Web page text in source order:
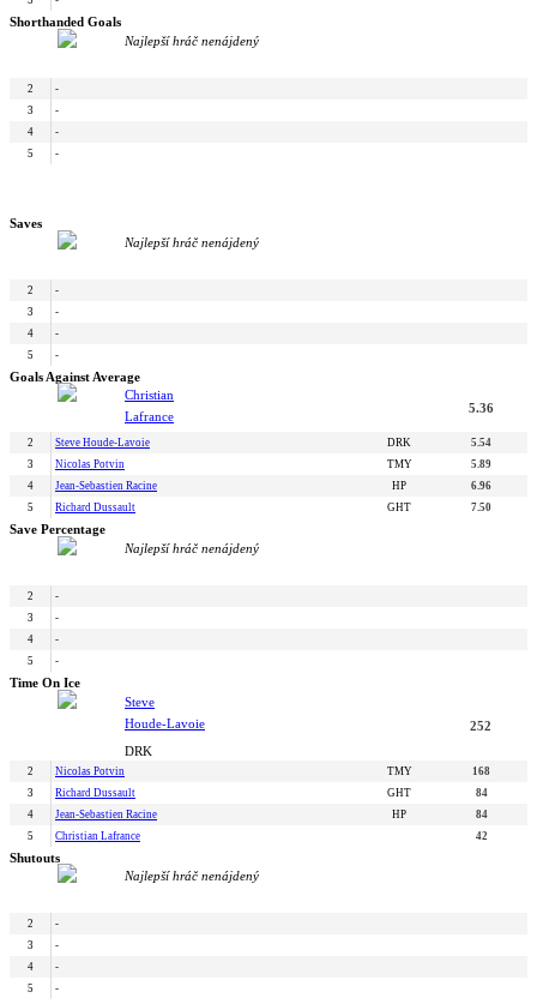
Shorthanded Goals
Najlepší hráč nenájdený
2
-
3
-
4
-
5
-
Saves
Najlepší hráč nenájdený
2
-
3
-
4
-
5
-
Goals Against Average
Christian
Lafrance
5.36
2 Steve Houde-Lavoie DRK
5.54
3
Nicolas Potvin TMY
5.89
4
Jean-Sebastien Racine HP
6.96
5
Richard Dussault GHT 7.50
Save Percentage
Najlepší hráč nenájdený
2
-
3
-
4
-
5
-
Time On Ice
Steve
Houde-Lavoie
DRK
252
2 Nicolas Potvin TMY
168
3
Richard Dussault GHT
84
4
Jean-Sebastien Racine HP
84
5
Christian Lafrance 42
Shutouts
Najlepší hráč nenájdený
2
-
3
-
4
-
5
-